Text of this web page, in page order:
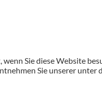
Sie diese Website
Sie unserer unter